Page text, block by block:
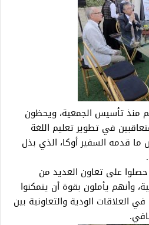
منذ تأسيس الجمعية، ويحظون
في تطوير تعليم اللغة
ما قدمه السفير أوكا، الذي بذل
على تعاون العديد من
وأنهم يأملون بقوة أن يتمكنوا
العلاقات الودية والتعاونية بين